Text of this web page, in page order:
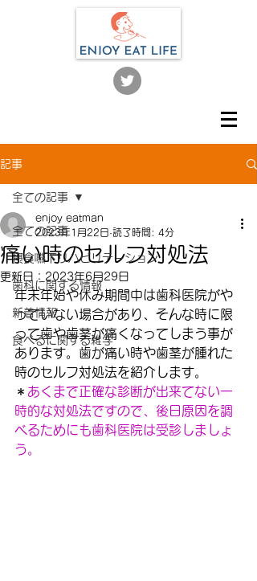
記事
全ての記事
摂食嚥下リハビリテーション
歯科に関する情報
新着情報
食べるに関する雑学
全ての記事
痛い時のセルフ対処法
enjoy eatman
2023年1月22日 読了時間: 4分
更新日： 2023年6月29日
年末年始や休み期間中は歯科医院がや
っていない場合があり、そんな時に限
って歯や歯茎が痛くなってしまう事が
あります。歯が痛い時や歯茎が腫れた
時のセルフ対処法を紹介します。
＊ あくまで正確な診断が出来てない一
時的な対処法ですので、後日原因を調
べるためにも歯科医院は受診しましょ
う。